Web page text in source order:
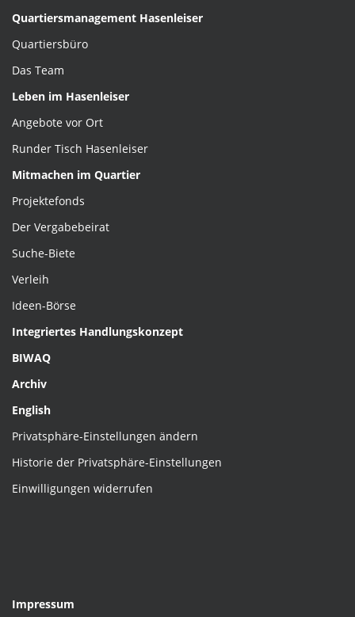
Quartiersmanagement Hasenleiser
Quartiersbüro
Das Team
Leben im Hasenleiser
Angebote vor Ort
Runder Tisch Hasenleiser
Mitmachen im Quartier
Projektefonds
Der Vergabebeirat
Suche-Biete
Verleih
Ideen-Börse
Integriertes Handlungskonzept
BIWAQ
Archiv
English
Privatsphäre-Einstellungen ändern
Historie der Privatsphäre-Einstellungen
Einwilligungen widerrufen
Impressum